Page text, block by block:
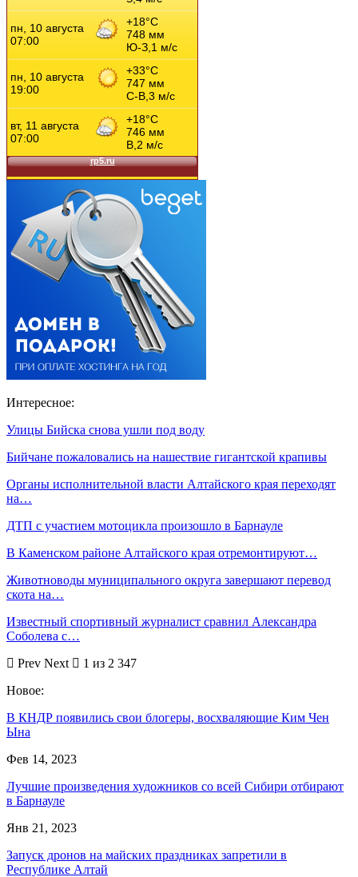
Интересное:
Улицы Бийска снова ушли под воду
Бийчане пожаловались на нашествие гигантской крапивы
Органы исполнительной власти Алтайского края переходят
на…
ДТП с участием мотоцикла произошло в Барнауле
В Каменском районе Алтайского края отремонтируют…
Животноводы муниципального округа завершают перевод
скота на…
Известный спортивный журналист сравнил Александра
Соболева с…
Prev Next
1 из 2 347
Новое:
В КНДР появились свои блогеры, восхваляющие Ким Чен
Ына
Фев 14, 2023
Лучшие произведения художников со всей Сибири отбирают
в Барнауле
Янв 21, 2023
Запуск дронов на майских праздниках запретили в
Республике Алтай